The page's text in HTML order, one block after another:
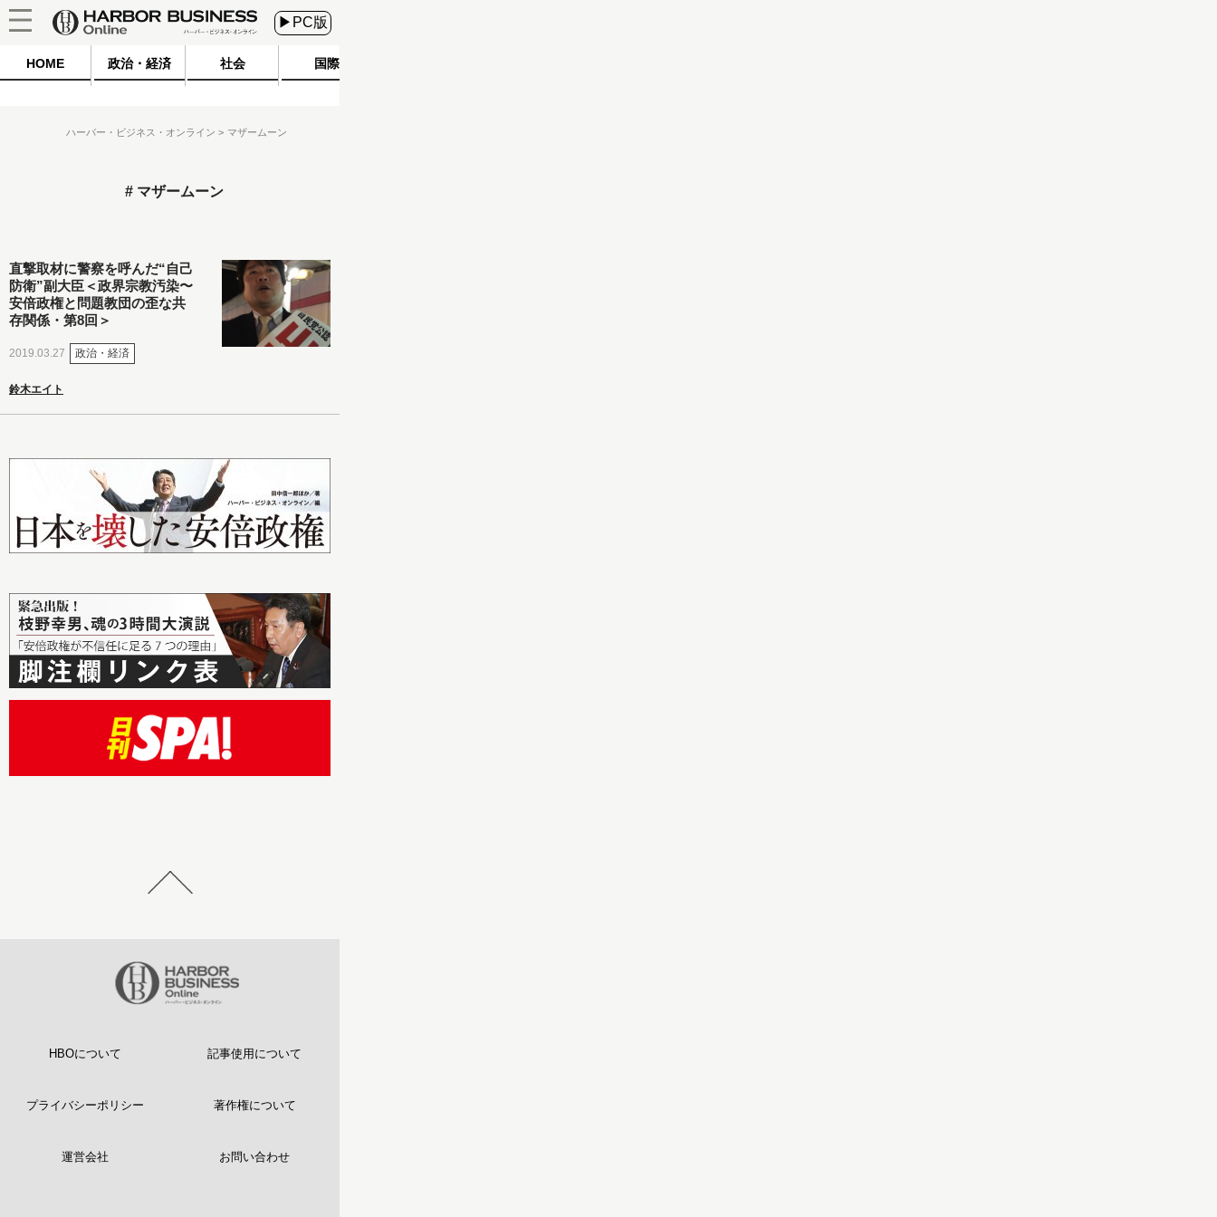
▶PC版
HOME 政治・経済 社会 国際
ハーバー・ビジネス・オンライン マザームーン
マザームーン
直撃取材に警察を呼んだ“自己
防衛”副大臣＜政界宗教汚染〜
安倍政権と問題教団の歪な共
存関係・第8回＞
2019.03.27 政治・経済
鈴木エイト
HBOについて 記事使用について
プライバシーポリシー 著作権について
運営会社 お問い合わせ